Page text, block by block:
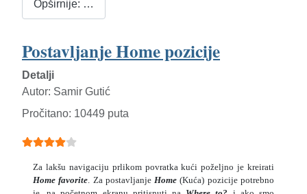
Opširnije: …
Postavljanje Home pozicije
Detalji
Autor: Samir Gutić
Pročitano: 10449 puta
Ocjene članaka:
Za lakšu navigaciju prlikom povratka kući poželjno je kreirati
Home favorite. Za postavljanjeHome (Kuća) pozicije potrebno